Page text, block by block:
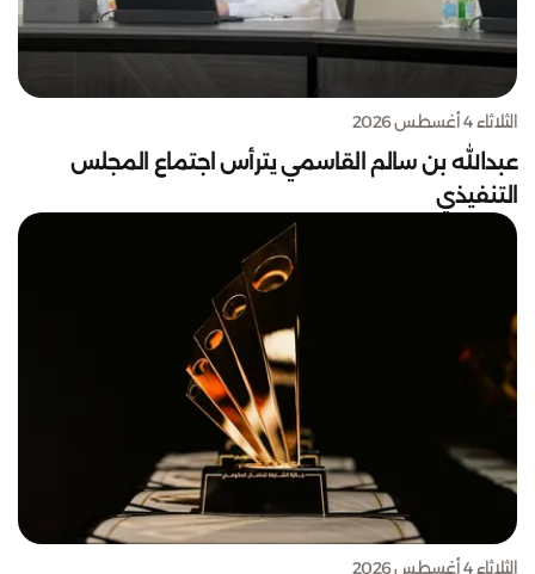
الثلاثاء 4 أغسطس 2026
عبدالله بن سالم القاسمي يترأس اجتماع المجلس
التنفيذي
الثلاثاء 4 أغسطس 2026